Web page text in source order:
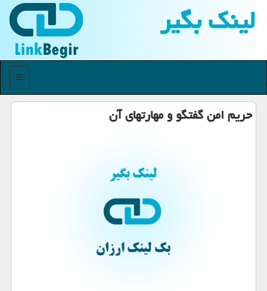
لینك بگیر
منو
حریم امن گفتگو و مهارتهای آن